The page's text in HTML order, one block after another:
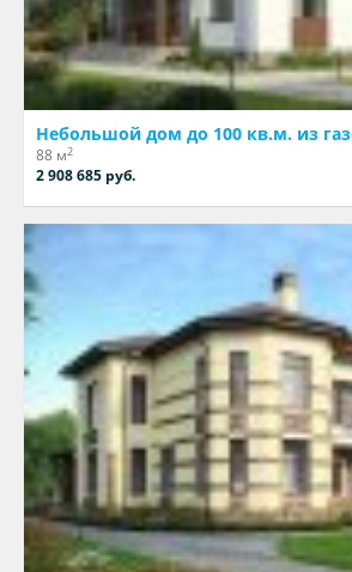
Небольшой дом до 100 кв.м. из
88 м2
2 908 685 руб.